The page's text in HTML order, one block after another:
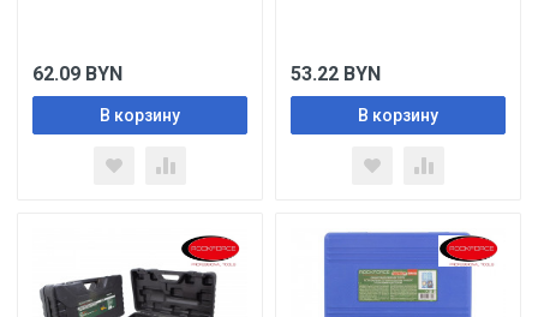
62.09 BYN
В корзину
53.22 BYN
В корзину